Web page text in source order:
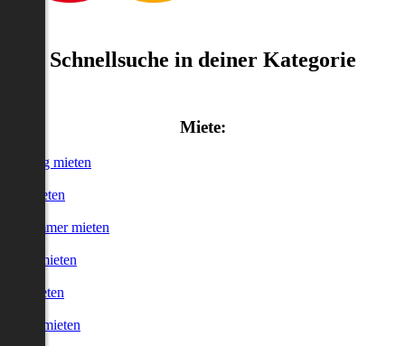
Schnellsuche in deiner Kategorie
Miete:
mieten
mieten
Zimmer mieten
mieten
mieten